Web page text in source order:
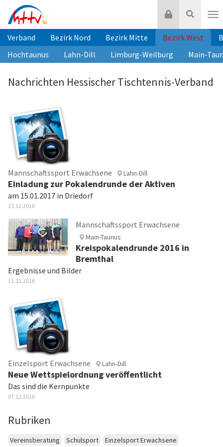
Inhalt
springen
Suche
Login
Verband Bezirk Nord Bezirk Mitte Bezirk West
Hochtaunus
Lahn-Dill Limburg-Weilburg Main-
Nachrichten Hessischer Tischtennis-Verband
Mannschaftssport Erwachsene Lahn-Dill
Einladung zur Pokalendrunde der Aktiven
am 15.01.2017 in Driedorf
15.12.2016
Mannschaftssport Erwachsene
Main-Taunus
Kreispokalendrunde 2016 in
Bremthal
Ergebnisse und Bilder
11.12.2016
Einzelsport Erwachsene Lahn-Dill
Neue Wettspielordnung veröffentlicht
Das sind die Kernpunkte
07.12.2016
Rubriken
Vereinsberatung Schulsport
Einzelsport Erwachsene